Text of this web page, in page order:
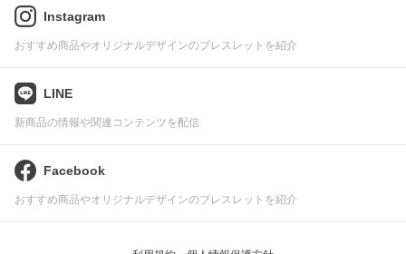
Instagram
おすすめ商品やオリジナルデザインのブレスレットを紹介
LINE
新商品の情報や関連コンテンツを配信
Facebook
おすすめ商品やオリジナルデザインのブレスレットを紹介